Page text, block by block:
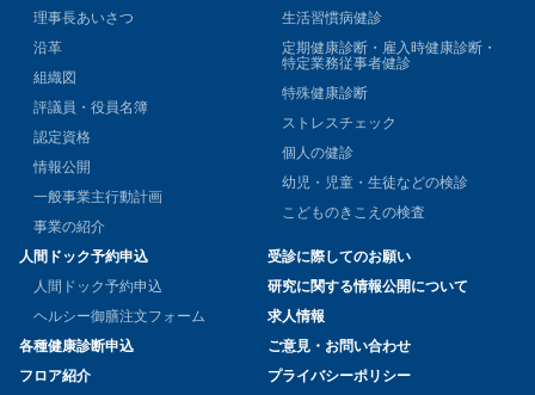
理事長あいさつ
沿革
組織図
評議員・役員名簿
認定資格
情報公開
一般事業主行動計画
事業の紹介
生活習慣病健診
定期健康診断・雇入時健康診断・
特定業務従事者健診
特殊健康診断
ストレスチェック
個人の健診
幼児・児童・生徒などの検診
こどものきこえの検査
人間ドック予約申込
人間ドック予約申込
ヘルシー御膳注文フォーム
各種健康診断申込
フロア紹介
受診に際してのお願い
研究に関する情報公開について
求人情報
ご意見・お問い合わせ
プライバシーポリシー